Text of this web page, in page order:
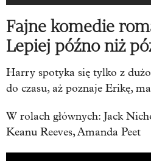
Fajne komedie
Lepiej późno niż
Harry spotyka się tylko z
do czasu, aż poznaje Erikę,
W rolach głównych: Jack
Keanu Reeves, Amanda Peet